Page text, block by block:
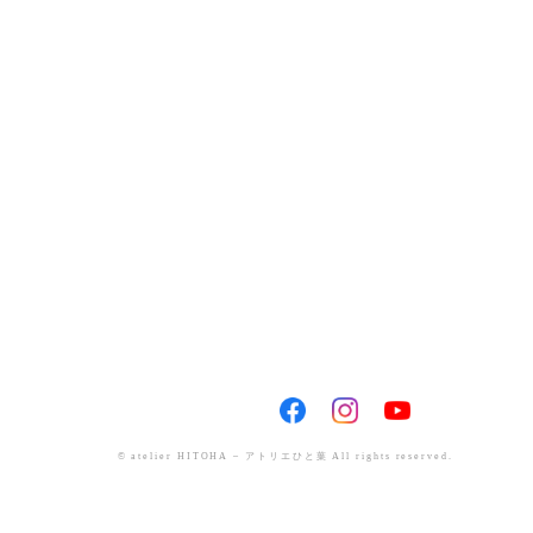
© atelier HITOHA – アトリエひと葉 All rights reserved.